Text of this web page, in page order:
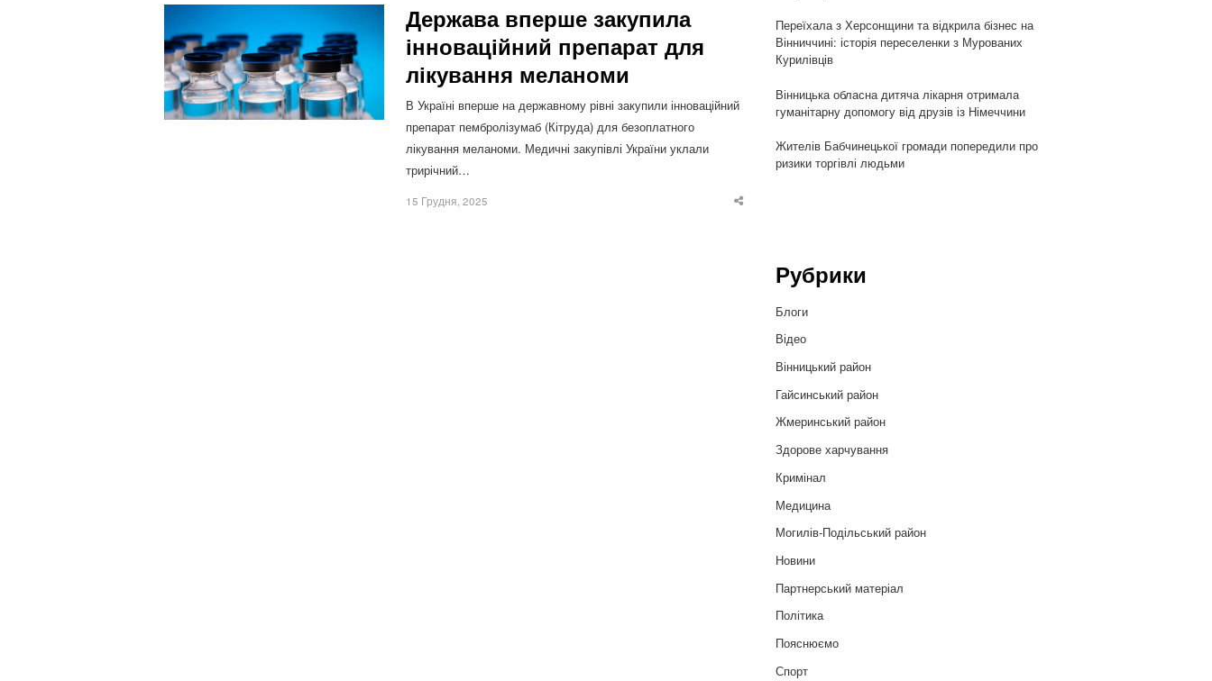
Держава вперше закупила
інноваційний препарат для
лікування меланоми
В Україні вперше на державному рівні закупили інноваційний
препарат пембролізумаб (Кітруда) для безоплатного
лікування меланоми. Медичні закупівлі України уклали
трирічний…
15 Грудня, 2025
Share
Переїхала з Херсонщини та відкрила бізнес на
Вінниччині: історія переселенки з Мурованих
Курилівців
Вінницька обласна дитяча лікарня отримала
гуманітарну допомогу від друзів із Німеччини
Жителів Бабчинецької громади попередили про
ризики торгівлі людьми
Рубрики
Блоги
Відео
Вінницький район
Гайсинський район
Жмеринський район
Здорове харчування
Кримінал
Медицина
Могилів-Подільський район
Новини
Партнерський матеріал
Політика
Пояснюємо
Спорт